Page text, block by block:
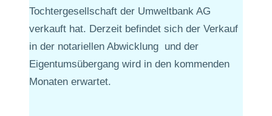
Tochtergesellschaft der Umweltbank AG
verkauft hat. Derzeit befindet sich der Verkauf
in der notariellen Abwicklung und der
Eigentumsübergang wird in den kommenden
Monaten erwartet.